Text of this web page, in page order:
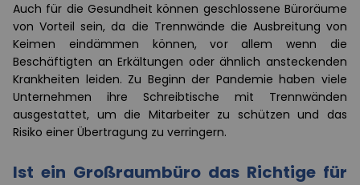
Auch für die Gesundheit können geschlossene Büroräume
von Vorteil sein, da die Trennwände die Ausbreitung von
Keimen eindämmen können, vor allem wenn die
Beschäftigten an Erkältungen oder ähnlich ansteckenden
Krankheiten leiden. Zu Beginn der Pandemie haben viele
Unternehmen ihre Schreibtische mit Trennwänden
ausgestattet, um die Mitarbeiter zu schützen und das
Risiko einer Übertragung zu verringern.
Ist ein Großraumbüro das Richtige für